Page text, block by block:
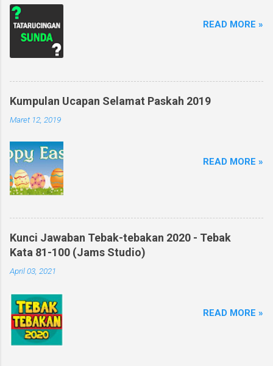
READ MORE »
Kumpulan Ucapan Selamat Paskah 2019
Maret 12, 2019
READ MORE »
Kunci Jawaban Tebak-tebakan 2020 - Tebak
Kata 81-100 (Jams Studio)
April 03, 2021
READ MORE »